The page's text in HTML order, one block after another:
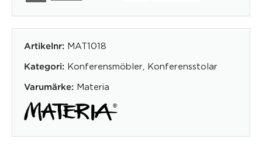
Artikelnr: MAT1018
Kategori: Konferensmöbler Konferensstolar
Varumärke: Materia